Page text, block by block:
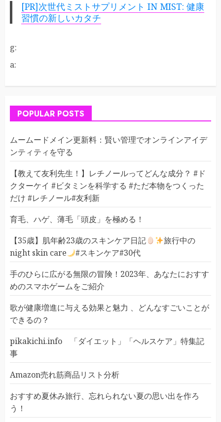
[PR]次世代ミストサプリメント IN MIST: 健康
習慣の新しいカタチ
g:
a:
POPULAR POSTS
ムームードメイン更新料：賢い管理でオンラインアイデ
ンティティを守る
【教えて友利先生！】レチノールってどんな成分？ #ド
クターケイ #ビタミンを科学する #ただ本物をつくった
だけ #レチノール#友利新
育毛、ハゲ、薄毛「頭皮」を極める！
【35歳】肌年齢23歳のスキンケア日記
旅行中の
night skin care
#スキンケア#30代
手のひらに広がる無限の冒険！2023年、あなたにおすす
めのスマホゲームをご紹介
歌が健康増進に与える効果と魅力 、どんなすごいことが
できるの？
pikakichi.info 「ダイエット」「ヘルスケア」特集記
事
Amazon売れ筋商品リスト分析
おすすめ夏休み旅行、忘れられない夏の思い出を作ろ
う！